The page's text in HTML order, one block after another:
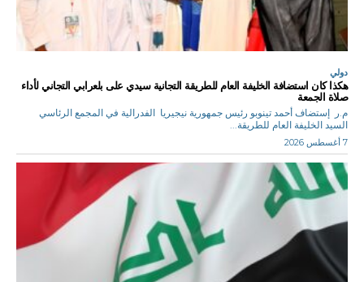
دولي
هكذا كان استضافة الخليفة العام للطريقة التجانية سيدي على بلعرابي التجاني لأداء
صلاة الجمعة
م.ر إستضاف أحمد تينوبو رئيس جمهورية نيجيريا الفدرالية في المجمع الرئاسي
السيد الخليفة العام للطريقة...
7 أغسطس 2026